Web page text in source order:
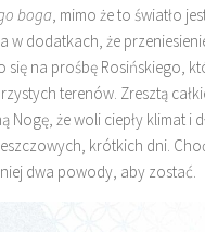
boga, mimo że to światło
w dodatkach, że
się na prośbę Rosińskiego,
terenów. Zresztą
Nogę, że woli ciepły klimat i
krótkich dni.
dwa powody, aby zostać.